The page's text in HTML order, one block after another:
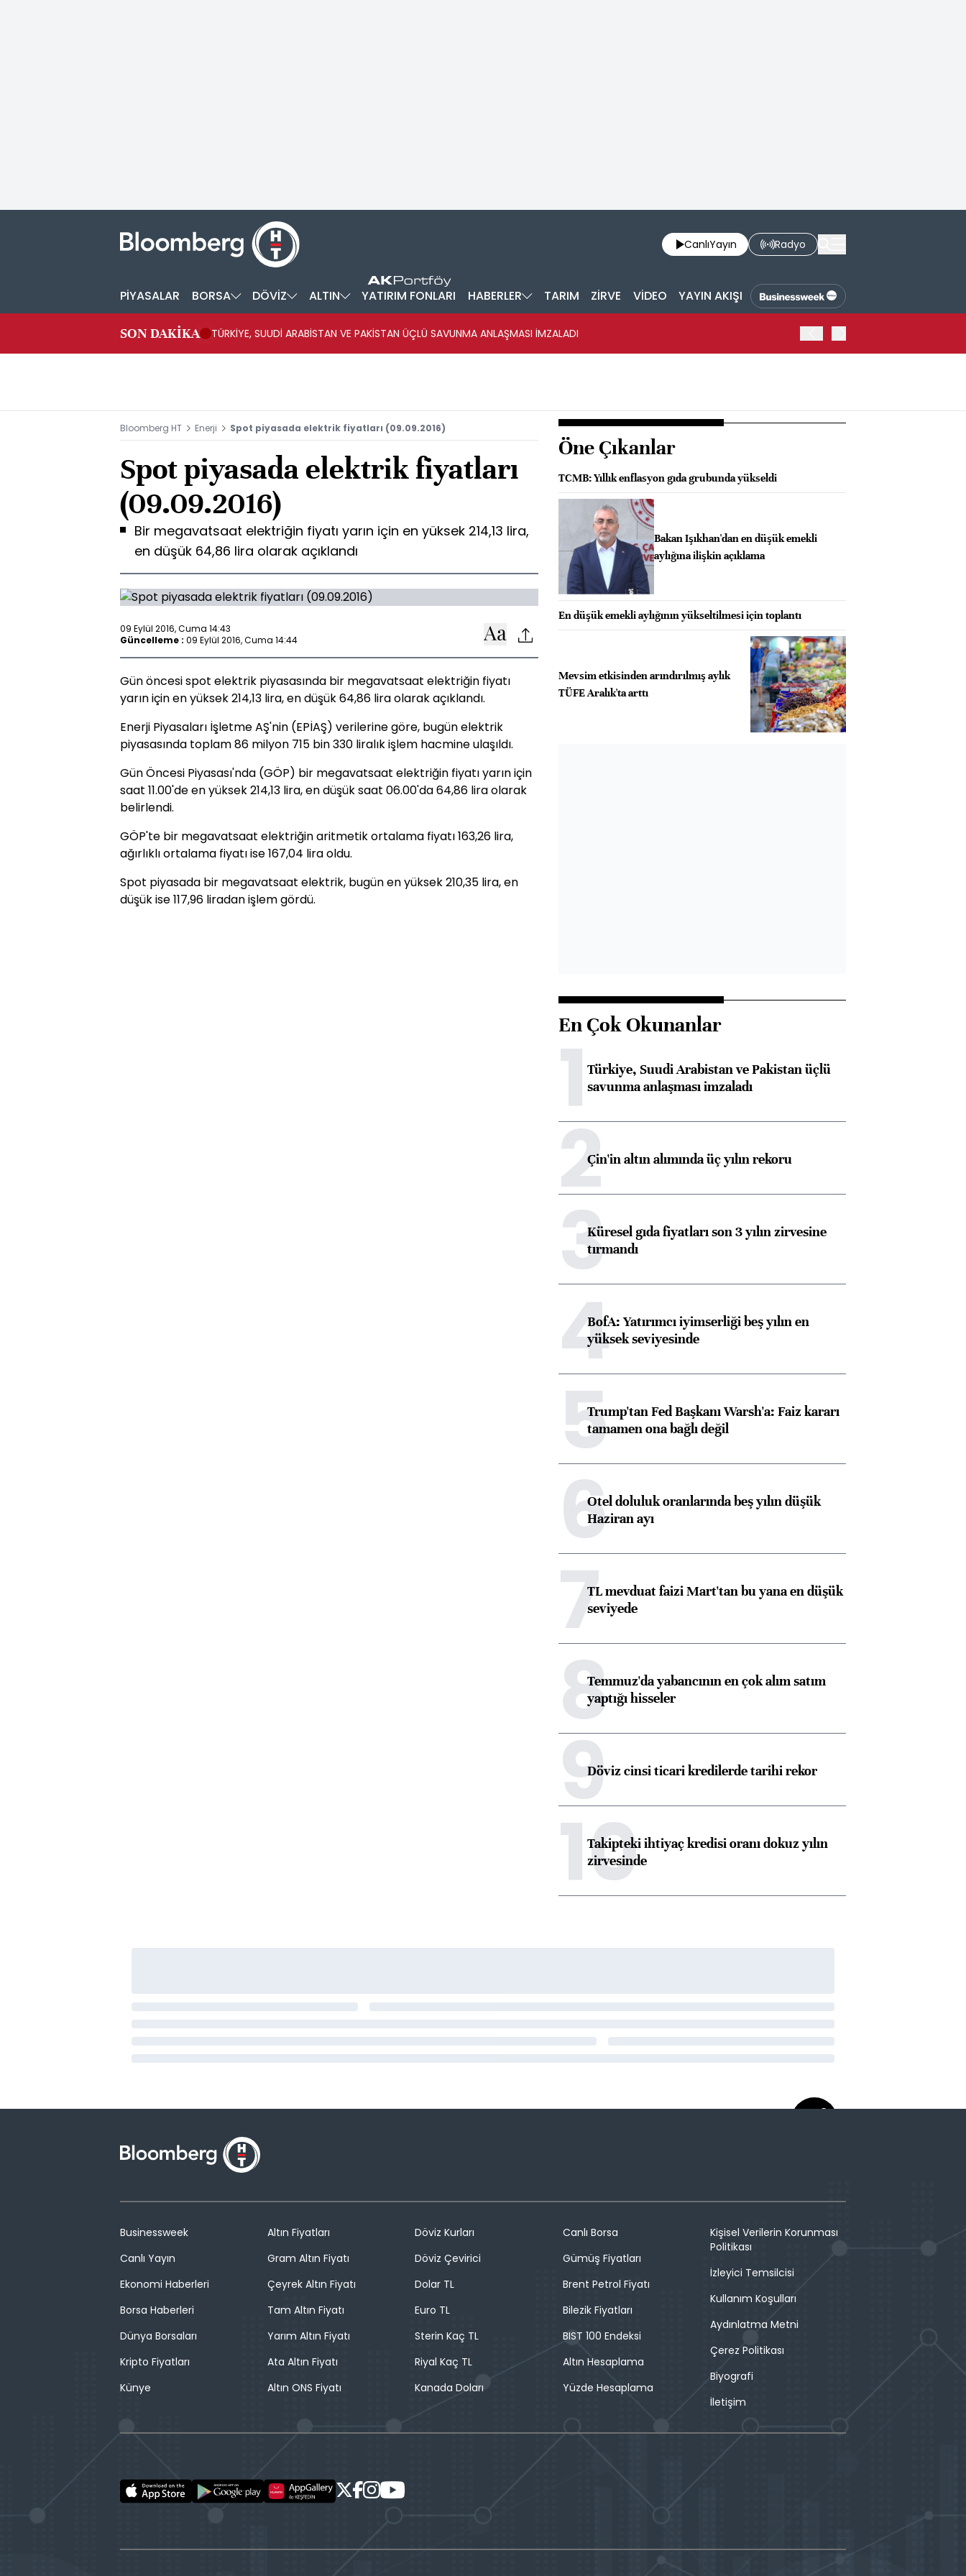
CanlıYayın Radyo
PİYASALAR BORSA DÖVİZ ALTIN YATIRIM FONLARI HABERLER TARIM ZİRVE VİDEO YAYIN AKIŞI
SON DAKİKA TÜRKİYE, SUUDİ ARABİSTAN VE PAKİSTAN ÜÇLÜ SAVUNMA ANLAŞMASI İMZALADI
Bloomberg HT Enerji Spot piyasada elektrik fiyatları (09.09.2016)
Spot piyasada elektrik fiyatları
(09.09.2016)
Bir megavatsaat elektriğin fiyatı yarın için en yüksek 214,13 lira,
en düşük 64,86 lira olarak açıklandı
09 Eylül 2016, Cuma 14:43
Güncelleme : 09 Eylül 2016, Cuma 14:44
Gün öncesi spot elektrik piyasasında bir megavatsaat elektriğin fiyatı
yarın için en yüksek 214,13 lira, en düşük 64,86 lira olarak açıklandı.
Enerji Piyasaları İşletme AŞ'nin (EPİAŞ) verilerine göre, bugün elektrik
piyasasında toplam 86 milyon 715 bin 330 liralık işlem hacmine ulaşıldı.
Gün Öncesi Piyasası'nda (GÖP) bir megavatsaat elektriğin fiyatı yarın için
saat 11.00'de en yüksek 214,13 lira, en düşük saat 06.00'da 64,86 lira olarak
belirlendi.
GÖP'te bir megavatsaat elektriğin aritmetik ortalama fiyatı 163,26 lira,
ağırlıklı ortalama fiyatı ise 167,04 lira oldu.
Spot piyasada bir megavatsaat elektrik, bugün en yüksek 210,35 lira, en
düşük ise 117,96 liradan işlem gördü.
Öne Çıkanlar
TCMB: Yıllık enflasyon gıda grubunda yükseldi
Bakan Işıkhan'dan en düşük emekli
aylığına ilişkin açıklama
En düşük emekli aylığının yükseltilmesi için toplantı
Mevsim etkisinden arındırılmış aylık
TÜFE Aralık'ta arttı
En Çok Okunanlar
1Türkiye, Suudi Arabistan ve Pakistan üçlü
savunma anlaşması imzaladı
2Çin'in altın alımında üç yılın rekoru
3Küresel gıda fiyatları son 3 yılın zirvesine
tırmandı
4BofA: Yatırımcı iyimserliği beş yılın en
yüksek seviyesinde
5Trump'tan Fed Başkanı Warsh'a: Faiz kararı
tamamen ona bağlı değil
6Otel doluluk oranlarında beş yılın düşük
Haziran ayı
7TL mevduat faizi Mart'tan bu yana en düşük
seviyede
8Temmuz'da yabancının en çok alım satım
yaptığı hisseler
9Döviz cinsi ticari kredilerde tarihi rekor
10
Takipteki ihtiyaç kredisi oranı dokuz yılın
zirvesinde
Businessweek
Canlı Yayın
Ekonomi Haberleri
Borsa Haberleri
Dünya Borsaları
Kripto Fiyatları
Künye
Altın Fiyatları
Gram Altın Fiyatı
Çeyrek Altın Fiyatı
Tam Altın Fiyatı
Yarım Altın Fiyatı
Ata Altın Fiyatı
Altın ONS Fiyatı
Döviz Kurları
Döviz Çevirici
Dolar TL
Euro TL
Sterin Kaç TL
Riyal Kaç TL
Kanada Doları
Canlı Borsa
Gümüş Fiyatları
Brent Petrol Fiyatı
Bilezik Fiyatları
BIST 100 Endeksi
Altın Hesaplama
Yüzde Hesaplama
Kişisel Verilerin Korunması
Politikası
İzleyici Temsilcisi
Kullanım Koşulları
Aydınlatma Metni
Çerez Politikası
Biyografi
İletişim